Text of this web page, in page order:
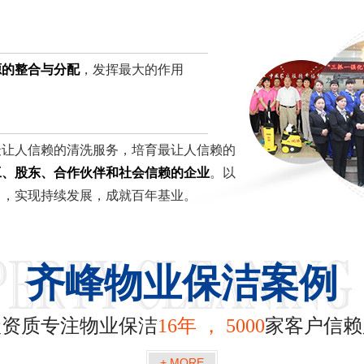
整合与分配，发挥最大的作用
人信赖的清洗服务，培育最让人信赖的
股东、合作伙伴和社会信赖的企业。以
实现持续发展，成就百年基业。
齐峰物业保洁案例
质专注物业保洁16年 ， 5000家客户信